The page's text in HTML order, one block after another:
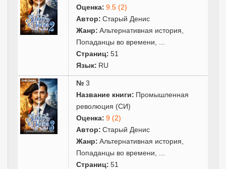
Оценка: 9.5 (2)
Автор: Старый Денис
Жанр: Альтернативная история
Попаданцы во времени
Страниц: 51
Язык: RU
№ 3
Название книги: Промышленная
революция (СИ)
Оценка: 9 (2)
Автор: Старый Денис
Жанр: Альтернативная история
Попаданцы во времени
Страниц: 51